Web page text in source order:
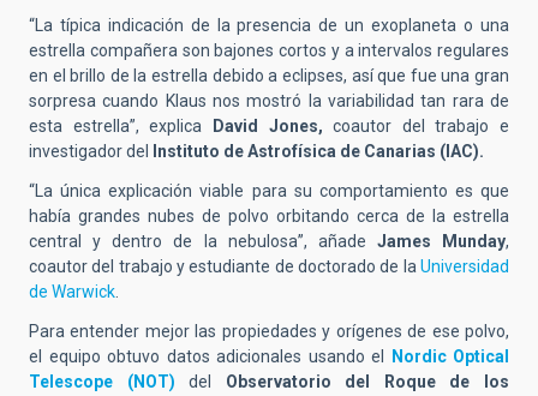
“La típica indicación de la presencia de un exoplaneta o una
estrella compañera son bajones cortos y a intervalos regulares
en el brillo de la estrella debido a eclipses, así que fue una gran
sorpresa cuando Klaus nos mostró la variabilidad tan rara de
esta estrella”, explica
David Jones, coautor del trabajo e
investigador del
Instituto de Astrofísica de Canarias (IAC).
“La única explicación viable para su comportamiento es que
había grandes nubes de polvo orbitando cerca de la estrella
central y dentro de la nebulosa”, añade James Munday,
coautor del trabajo y estudiante de doctorado de laUniversidad
de Warwick.
Para entender mejor las propiedades y orígenes de ese polvo,
el equipo obtuvo datos adicionales usando el
Nordic Optical
Telescope (NOT) del Observatorio del Roque de los